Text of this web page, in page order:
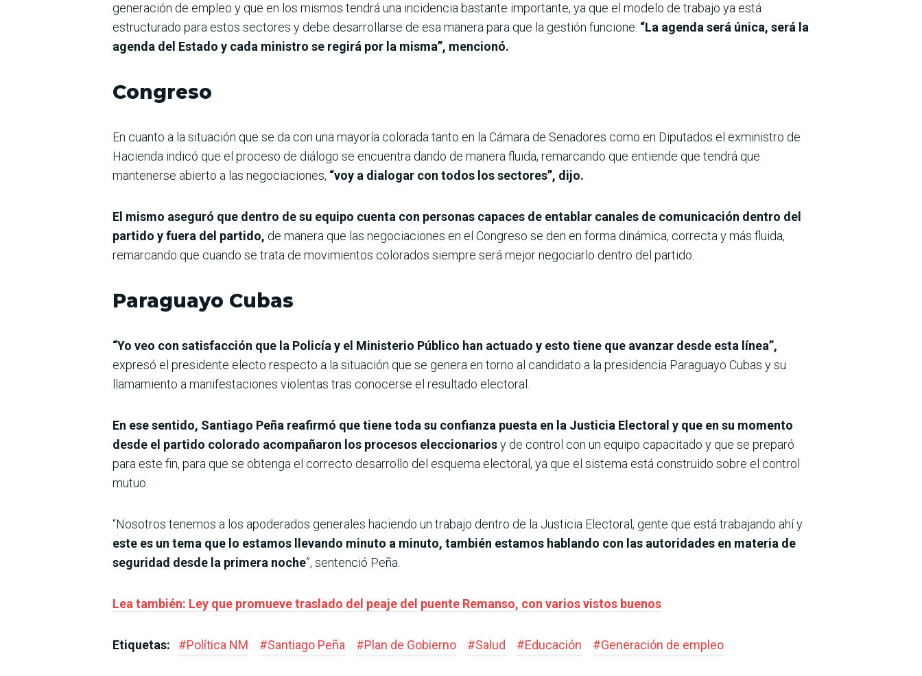
generación de empleo y que en los mismos tendrá una incidencia bastante importante, ya que el modelo de trabajo ya está
estructurado para estos sectores y debe desarrollarse de esa manera para que la gestión funcione. “La agenda será única, será la
agenda del Estado y cada ministro se regirá por la misma”, mencionó.
Congreso
En cuanto a la situación que se da con una mayoría colorada tanto en la Cámara de Senadores como en Diputados el exministro de
Hacienda indicó que el proceso de diálogo se encuentra dando de manera fluida, remarcando que entiende que tendrá que
mantenerse abierto a las negociaciones, “voy a dialogar con todos los sectores”, dijo.
El mismo aseguró que dentro de su equipo cuenta con personas capaces de entablar canales de comunicación dentro del
partido y fuera del partido, de manera que las negociaciones en el Congreso se den en forma dinámica, correcta y más fluida,
remarcando que cuando se trata de movimientos colorados siempre será mejor negociarlo dentro del partido.
Paraguayo Cubas
“Yo veo con satisfacción que la Policía y el Ministerio Público han actuado y esto tiene que avanzar desde esta línea”,
expresó el presidente electo respecto a la situación que se genera en torno al candidato a la presidencia Paraguayo Cubas y su
llamamiento a manifestaciones violentas tras conocerse el resultado electoral.
En ese sentido, Santiago Peña reafirmó que tiene toda su confianza puesta en la Justicia Electoral y que en su momento
desde el partido colorado acompañaron los procesos eleccionariosy de control con un equipo capacitado y que se preparó
para este fin, para que se obtenga el correcto desarrollo del esquema electoral, ya que el sistema está construido sobre el control
mutuo.
“Nosotros tenemos a los apoderados generales haciendo un trabajo dentro de la Justicia Electoral, gente que está trabajando ahí y
este es un tema que lo estamos llevando minuto a minuto, también estamos hablando con las autoridades en materia de
seguridad desde la primera noche”, sentenció Peña.
Lea también: Ley que promueve traslado del peaje del puente Remanso, con varios vistos buenos
Etiquetas: #Política NM #Santiago Peña #Plan de Gobierno #Salud #Educación #Generación de empleo